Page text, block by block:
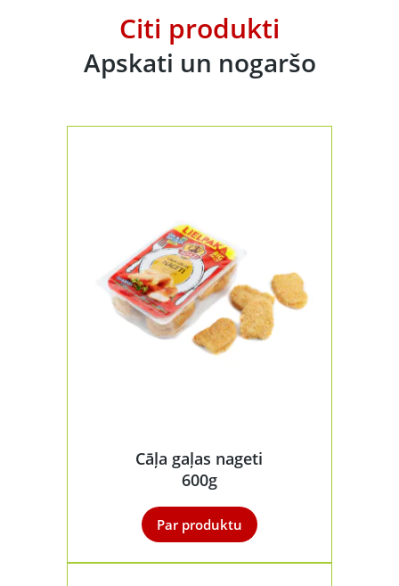
Citi produkti
Apskati un nogaršo
Cāļa gaļas nageti
600g
Par produktu